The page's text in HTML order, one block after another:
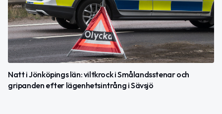
Natt i Jönköpings län: viltkrock i Smålandsstenar och
gripanden efter lägenhetsintrång i Sävsjö